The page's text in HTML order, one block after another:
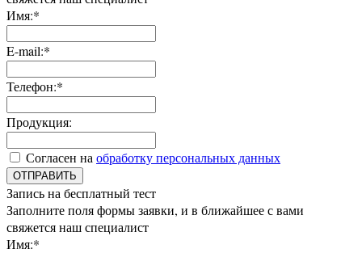
Имя:*
E-mail:*
Телефон:*
Продукция:
Согласен на обработку персональных данных
ОТПРАВИТЬ
Запись на бесплатный тест
Заполните поля формы заявки, и в ближайшее с вами
свяжется наш специалист
Имя:*